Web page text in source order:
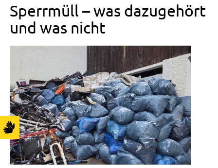
Sperrmüll – was dazugehört
und was nicht